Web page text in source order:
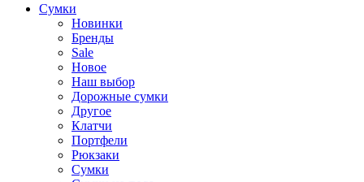
Cумки
Новинки
Бренды
Sale
Новое
Наш выбор
Дорожные сумки
Другое
Клатчи
Портфели
Рюкзаки
Сумки